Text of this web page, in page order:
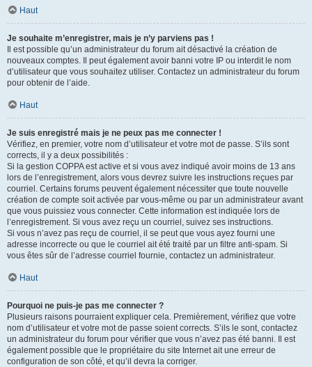
Haut
Je souhaite m’enregistrer, mais je n’y parviens pas !
Il est possible qu’un administrateur du forum ait désactivé la création de
nouveaux comptes. Il peut également avoir banni votre IP ou interdit le nom
d’utilisateur que vous souhaitez utiliser. Contactez un administrateur du forum
pour obtenir de l’aide.
Haut
Je suis enregistré mais je ne peux pas me connecter !
Vérifiez, en premier, votre nom d’utilisateur et votre mot de passe. S’ils sont
corrects, il y a deux possibilités :
Si la gestion COPPA est active et si vous avez indiqué avoir moins de 13 ans
lors de l’enregistrement, alors vous devrez suivre les instructions reçues par
courriel. Certains forums peuvent également nécessiter que toute nouvelle
création de compte soit activée par vous-même ou par un administrateur avant
que vous puissiez vous connecter. Cette information est indiquée lors de
l’enregistrement. Si vous avez reçu un courriel, suivez ses instructions.
Si vous n’avez pas reçu de courriel, il se peut que vous ayez fourni une
adresse incorrecte ou que le courriel ait été traité par un filtre anti-spam. Si
vous êtes sûr de l’adresse courriel fournie, contactez un administrateur.
Haut
Pourquoi ne puis-je pas me connecter ?
Plusieurs raisons pourraient expliquer cela. Premièrement, vérifiez que votre
nom d’utilisateur et votre mot de passe soient corrects. S’ils le sont, contactez
un administrateur du forum pour vérifier que vous n’avez pas été banni. Il est
également possible que le propriétaire du site Internet ait une erreur de
configuration de son côté, et qu’il devra la corriger.